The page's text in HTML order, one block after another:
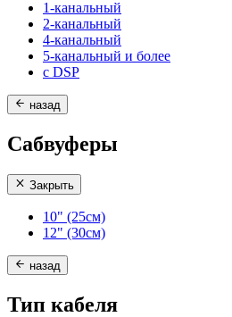
1-канальный
2-канальный
4-канальный
5-канальный и более
с DSP
назад
Сабвуферы
Закрыть
10" (25см)
12" (30см)
назад
Тип кабеля